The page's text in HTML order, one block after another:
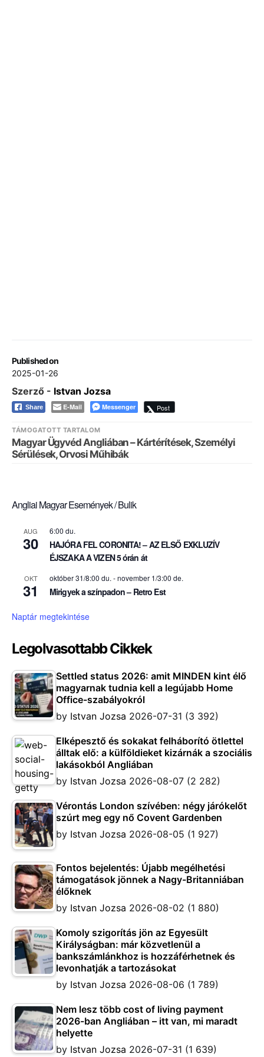
Published on
2025-01-26
Szerző - Istvan Jozsa
Share E-Mail Messenger Post
TÁMOGATOTT TARTALOM
Magyar Ügyvéd Angliában – Kártérítések, Személyi
Sérülések, Orvosi Műhibák
Angliai Magyar Események / Bulik
AUG
30
6:00 du.
HAJÓRA FEL CORONITA! – AZ ELSŐ EXKLUZÍV
ÉJSZAKA A VIZEN 5 órán át
OKT
31
október 31/8:00 du. -november 1/3:00 de.
Mirigyek a színpadon – Retro Est
Naptár megtekintése
Legolvasottabb Cikkek
Settled status 2026: amit MINDEN kint élő
magyarnak tudnia kell a legújabb Home
Office-szabályokról
by Istvan Jozsa 2026-07-31 (3 392)
Elképesztő és sokakat felháborító ötlettel
álltak elő: a külföldieket kizárnák a szociális
lakásokból Angliában
by Istvan Jozsa 2026-08-07 (2 282)
Vérontás London szívében: négy járókelőt
szúrt meg egy nő Covent Gardenben
by Istvan Jozsa 2026-08-05 (1 927)
Fontos bejelentés: Újabb megélhetési
támogatások jönnek a Nagy-Britanniában
élőknek
by Istvan Jozsa 2026-08-02 (1 880)
Komoly szigorítás jön az Egyesült
Királyságban: már közvetlenül a
bankszámlánkhoz is hozzáférhetnek és
levonhatják a tartozásokat
by Istvan Jozsa 2026-08-06 (1 789)
Nem lesz több cost of living payment
2026-ban Angliában – itt van, mi maradt
helyette
by Istvan Jozsa 2026-07-31 (1 639)